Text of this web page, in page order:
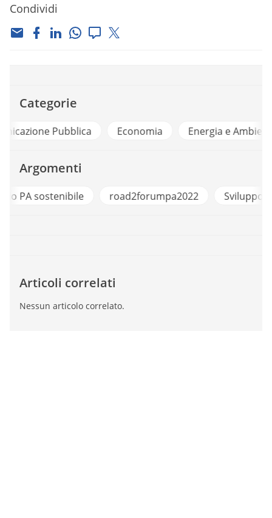
Condividi
Categorie
Economia Energia e Ambiente Lavoro e
Argomenti
road2forumpa2022 Sviluppo Sostenibile
Articoli correlati
Nessun articolo correlato.